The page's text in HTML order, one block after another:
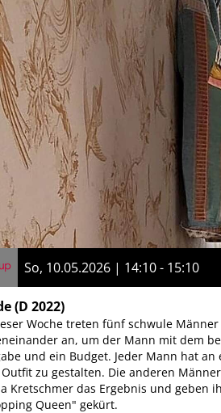
So, 10.05.2026 | 14:10 - 15:10
(D 2022)
Woche treten fünf schwule
an, um der Mann mit dem
und ein Budget. Jeder Mann hat
zu gestalten. Die anderen
Kretschmer das Ergebnis und geben
Queen" gekürt.